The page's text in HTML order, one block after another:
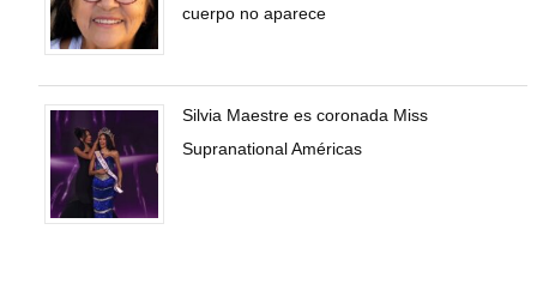
cuerpo no aparece
Silvia Maestre es coronada Miss
Supranational Américas